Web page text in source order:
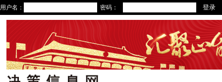
用户名： 密码：